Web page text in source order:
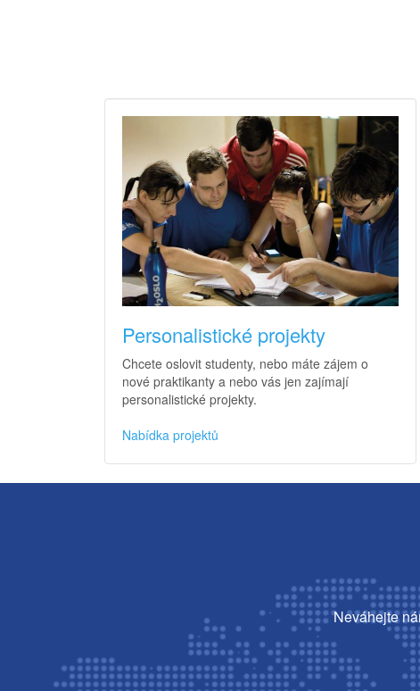
Personalistické projekty
Chcete oslovit studenty, nebo máte zájem o
nové praktikanty a nebo vás jen zajímají
personalistické projekty.
Nabídka projektů
Neváhejte